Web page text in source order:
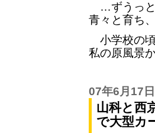
…ずうっと
青々と育ち
小学校の
私の原風景か
07年6月17日
山科と西
で大型カ